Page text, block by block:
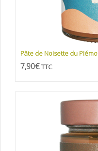
Pâte de Noisette du
7,90€ TTC